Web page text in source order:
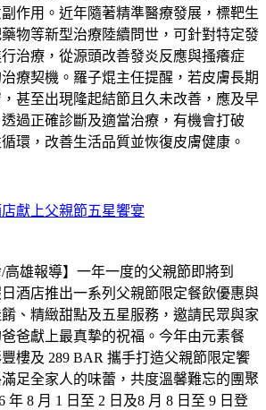
作用。近年隨著精準醫療發展，標靶生
物等新型治療陸續問世，可針對特定發
治療，從源頭改善發炎反應與搔癢症
療契機。羅子焜主任提醒，若皮膚長期
甚至出現隆起結節且久未改善，應及早
過正確診斷及適當治療，有機會打破
環，改善生活品質並恢復皮膚健康。
獻上父親節五星饗宴
/高雄報導】一年一度的父親節即將到
酒店推出一系列父親節限定餐飲優惠與
、精緻甜點及五星服務，邀請民眾與家
爸獻上最真摯的祝福。今年由元素餐
樓及 289 BAR 攜手打造父親節限定饗
足全家人的味蕾，共度溫馨難忘的團聚
年 8 月 1 日至 2 日及8 月 8 日至 9 日登